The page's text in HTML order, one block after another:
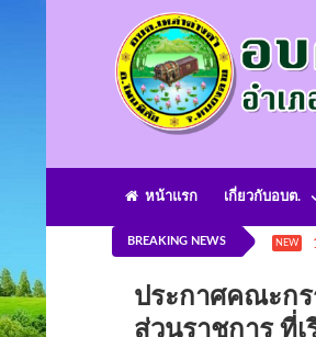
หน้าแรก เกี่ยวกับอบต.
BREAKING NEWS NEW
ประกาศคณะกร
ส่วนราชการ ที่